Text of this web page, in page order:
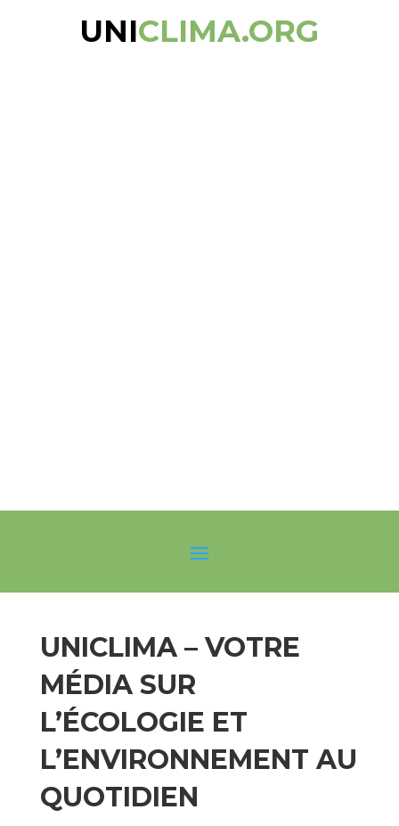
UNICLIMA.ORG
UNICLIMA – VOTRE
MÉDIA SUR
L’ÉCOLOGIE ET
L’ENVIRONNEMENT AU
QUOTIDIEN